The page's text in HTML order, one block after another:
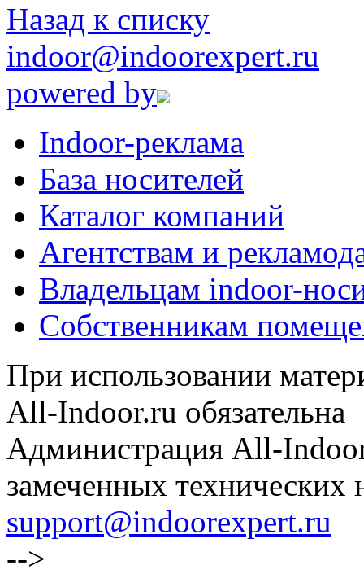
Назад к списку
indoor@indoorexpert.ru
powered by
Indoor-реклама
База носителей
Каталог компаний
Агентствам и
Владельцам indoor-
Собственникам
При использовании
All-Indoor.ru обязательна
Администрация All-
замеченных технических
support@indoorexpert.ru
-->